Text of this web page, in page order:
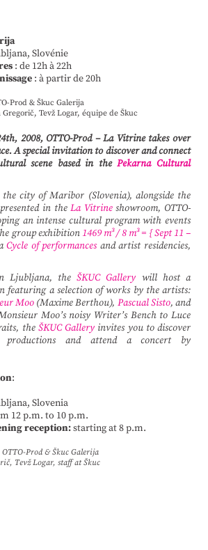
Slovénie
: de 12h à 22h
: à partir de 20h
Prod & Škuc Galerija
Tevž Logar, équipe de Škuc
2008, OTTO-Prod – La Vitrine takes over
A special invitation to discover and connect
scene based in thePekarna Cultural
city of Maribor (Slovenia), alongside the
in theLa Vitrineshowroom, OTTO-
an intense cultural program with events
group exhibition1469 m³ / 8 m³ = { Sept 11 –
Cycle of performancesand artist residencies,
Ljubljana, theŠKUC Gallery will host a
featuring a selection of works by the artists:
Moo(Maxime Berthou), Pascual Sisto, and
Moo’s noisy Writer’s Bench to Luce
the ŠKUC Gallery invites you to discover
productions and attend a concert by
:
Slovenia
12 p.m. to 10 p.m.
reception:starting at 8 p.m.
Prod & Škuc Galerija
Tevž Logar, staff at Škuc